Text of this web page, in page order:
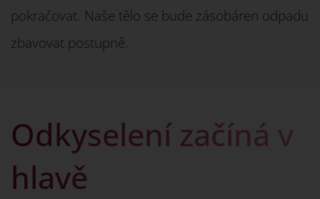
pokračovat. Naše tělo se bude zásobáren odpadu
zbavovat postupně.
Odkyselení začíná v
hlavě